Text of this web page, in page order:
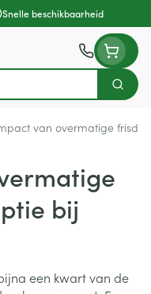
Snelle beschikbaarheid
Zoek
van overmatige
bij
een kwart van de